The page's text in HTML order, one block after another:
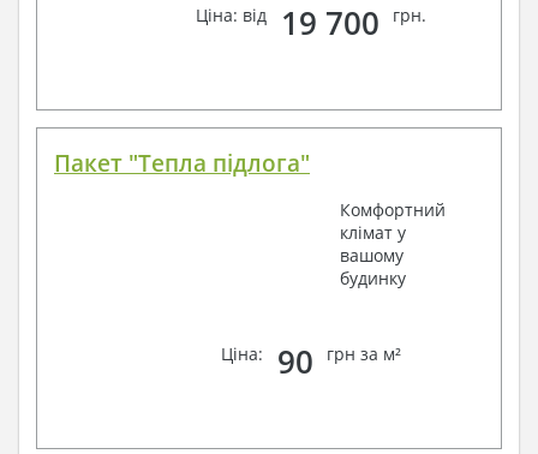
Ціна: від 19 700 грн.
Пакет "Тепла підлога"
Комфортний
клімат у
вашому
будинку
Ціна: 90 грн за м²